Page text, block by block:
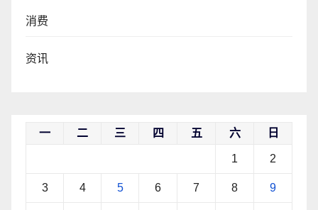
消费
资讯
一 二 三 四 五 六 日
1 2
3 4 5 6 7 8 9